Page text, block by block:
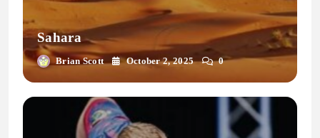
Sahara
Brian Scott October 2, 2025 0